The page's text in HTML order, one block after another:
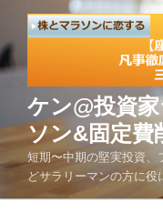
テ
ン
ス
キ
ケン@投資
ソン&固定費
短期〜中期の堅実投資、
どサラリーマンの方に